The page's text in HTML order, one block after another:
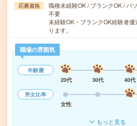
応募資格
職種未経験OK / ブランクOK / パ
不要
未経験OK・ブランクOK経験者
ります。
職場の雰囲気
年齢層
20代
30代 40代
男女比率
女性
もっと見る